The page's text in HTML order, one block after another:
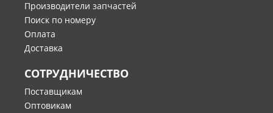
Производители запчастей
Поиск по номеру
Оплата
Доставка
СОТРУДНИЧЕСТВО
Поставщикам
Оптовикам